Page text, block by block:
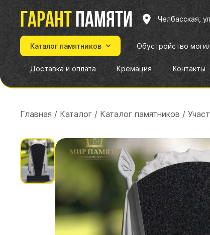
Гарантпамяти Челбасская,
Каталог памятников Обустройство могил
Доставка и оплата Кремация Контакты
Главная / Каталог / Каталог памятников /